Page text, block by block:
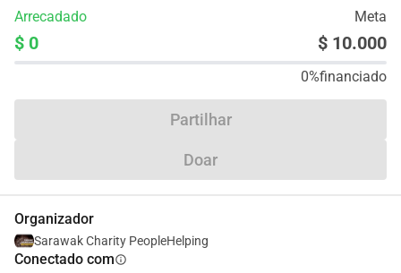
Arrecadado Meta
$ 0 $ 10.000
0%financiado
Partilhar
Doar
Organizador
Sarawak Charity PeopleHelping
Conectado cominfo